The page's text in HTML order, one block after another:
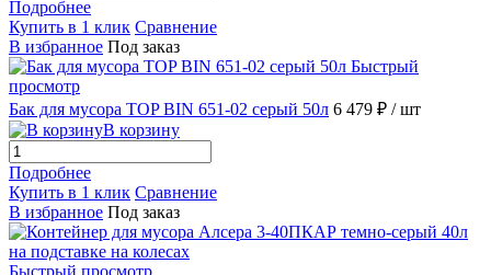
Подробнее
Купить в 1 клик Сравнение
В избранное Под заказ
Быстрый
просмотр
Бак для мусора TOP BIN 651-02 серый 50л 6 479 ₽ / шт
В корзину
Подробнее
Купить в 1 клик Сравнение
В избранное Под заказ
Быстрый просмотр